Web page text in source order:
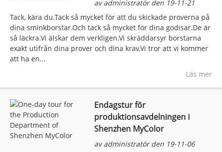
av administratör den 19-11-21
Tack, kära du.Tack så mycket för att du skickade proverna på
dina sminkborstar.Och tack så mycket för dina godisar.De är
så läckra.Vi älskar dem verkligen.Vi skräddarsyr borstarna
exakt utifrån dina prover och dina krav.Vi tror att vi kommer
att ha en...
Läs mer
Endagstur för
produktionsavdelningen i
Shenzhen MyColor
av administratör den 19-11-06